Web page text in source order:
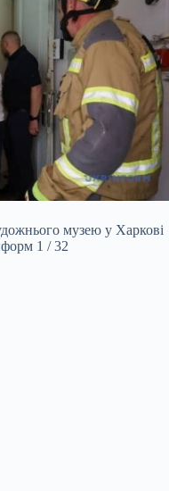
музею у Харкові
1 / 32